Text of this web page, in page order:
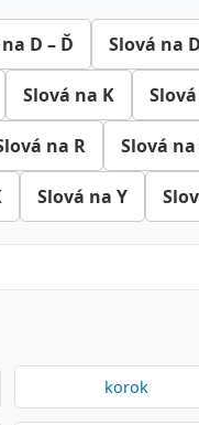
D – Ď Slová na
Slová na K
na R Slová na
Slová na Y
korok